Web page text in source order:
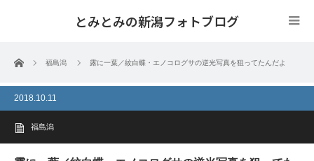
とみとみの新潟フォトブログ
ホーム 福島潟 露に一葉／紋白蝶・エノコログサの逆光写真を狙ってたんだよ
2018.10.11
福島潟